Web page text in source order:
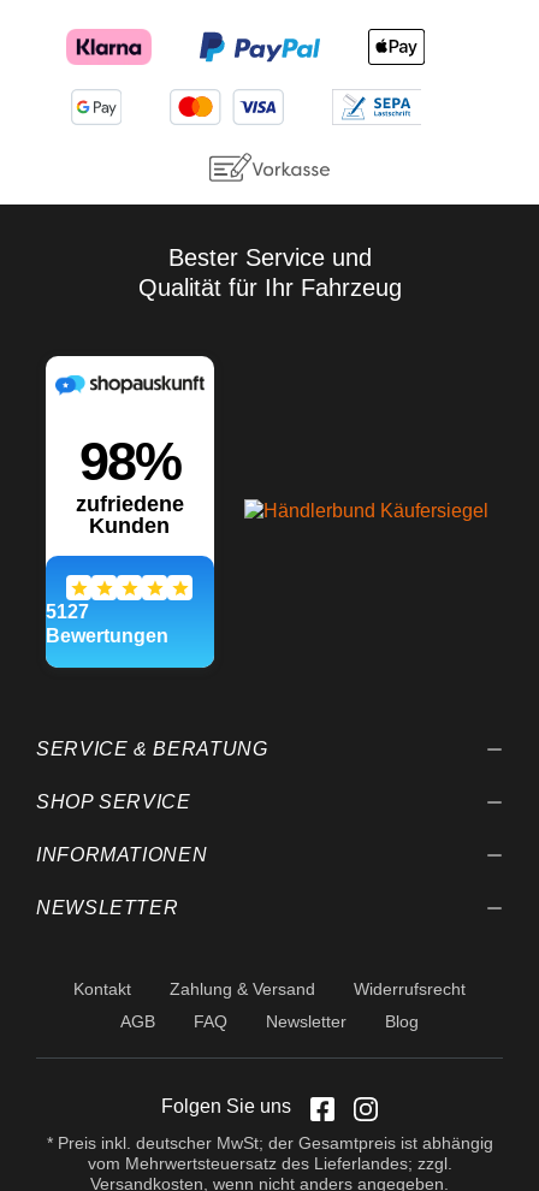
Bester Service und
Qualität für Ihr Fahrzeug
SERVICE & BERATUNG
SHOP SERVICE
INFORMATIONEN
NEWSLETTER
Kontakt Zahlung & Versand
Widerrufsrecht
AGB
FAQ Newsletter Blog
Folgen Sie uns
* Preis inkl. deutscher MwSt; der Gesamtpreis ist abhängig
vom Mehrwertsteuersatz des Lieferlandes; zzgl.
Versandkosten , wenn nicht anders angegeben.